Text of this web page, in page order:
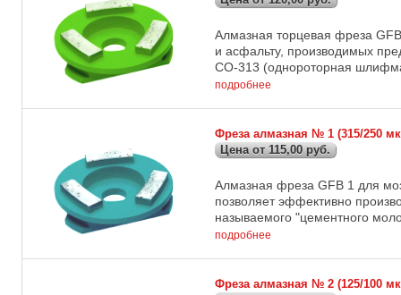
Алмазная торцевая фреза
и асфальту, производимых
СО-313 (однороторная
подробнее
Фреза алмазная № 1 (315/250
Цена от 115,00 руб.
Алмазная фреза GFB 1 для
позволяет эффективно
называемого "цементного
подробнее
Фреза алмазная № 2 (125/100